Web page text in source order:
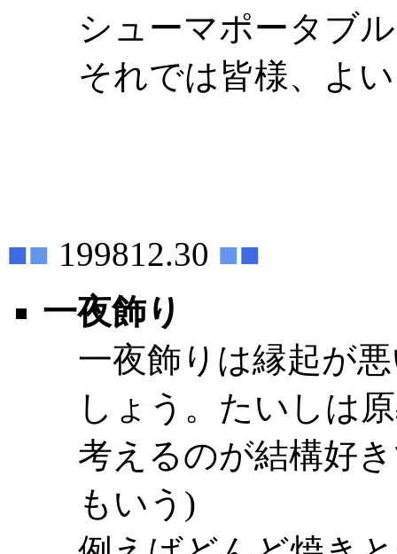
シューマポータブ
それでは皆様、よ
■■ 199812.30 ■■
一夜飾り
一夜飾りは縁起が
しょう。たいしは
考えるのが結構好
もいう)